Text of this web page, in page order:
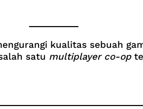
kualitas sebuah
satu multiplayer co-op